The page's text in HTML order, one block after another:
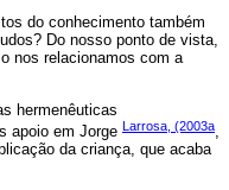
do conhecimento também
Do nosso ponto de vista,
nos relacionamos com a
hermenêuticas
apoio em Jorge Larrosa, (2003a,
da criança, que acaba